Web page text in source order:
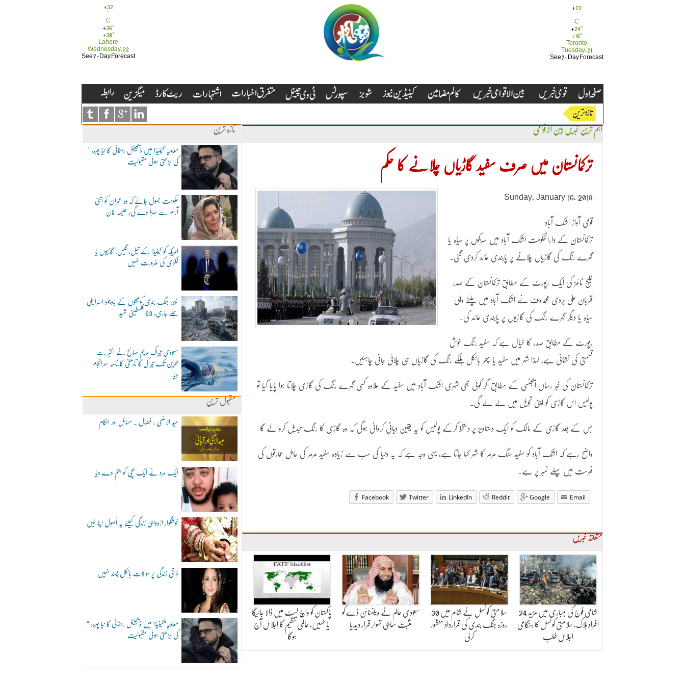
+22
°
C
+24°
+ 16°
Toronto
Tuesday, 21
See 7-Day Forecast
+32
°
C
+36°
+30°
Lahore
Wednesday, 22
See 7-Day Forecast
تازہ ترین
"معاویہ"کینیڈا میں ڈیجیٹل رہنمائی کا نیا چہرہ:
کی بڑھتی ہوئی مقبولیت
حکومت بھول جائے کہ وہ عمران کو اتنی
آرام سے سزا دے گی: علیمہ خان
امریکہ کو کینیڈا کے تیل، گیس، گاڑیوں یا
لکڑی کی ضرورت نہیں
غزہ: جنگ بندی کوششوں کے باوجود اسرائیلی
حملے جاری، 63 فلسطینی شہید
سعودی تیراک مریم صالح نے الخبر سے
بحرین تک تیراکی کا تاریخی کارنامہ سرانجام
دیا۔
مقبول ترین
عید الاضحی : فضال ۔ مسائل اور احکام
ایک مرد نے ایک بچی کو جنم دے دیا
خوشگوار ازدواجی زندگی کیلئے یہ اُصول اپنا لیں
ذاتی زندگی پر سوالات بالکل پسند نہیں
“معاویہ”کینیڈا میں ڈیجیٹل رہنمائی کا نیا چہرہ:
کی بڑھتی ہوئی مقبولیت
اہم ترین خبریں بین الاقوامی
ترکمانستان میں صرف سفید گاڑیاں چلانے کا حکم
Sunday, January 16, 2018
قومی آواز اشک آباد
ترکمانستان کے دارالحکومت اشک آباد میں سڑکوں پر سیاہ یا
گہرے رنگ کی گاڑیاں چلانے پر پابندی عائد کردی گئی۔
خلیج ٹائمز کی ایک رپورٹ کے مطابق ترکمانستان کے صدر
قربان علی بردی محمدوف نے اشک آباد میں چلنے والی
سیاہ یا دیگر گہرے رنگ کی گاڑیوں پر پابندی عائد کی۔
رپورٹ کے مطابق صدر کا خیال ہے کہ سفید رنگ خوش
قسمتی کی نشانی ہے، لہذا شہر میں سفید یا پھر بالکل ہلکے رنگ کی گاڑیاں ہی چلائی جانی چاہئیں۔
ترکمانستان کی خبر رساں ایجنسی کے مطابق اگر کوئی بھی شہری اشک آباد میں سفید کے علاوہ کسی گہرے رنگ کی گاڑی چلاتا ہوا پایا گیا تو
پولیس اس گاڑی کو اپنی تحویل میں لے لے گی۔
جس کے بعد گاڑی کے مالک کو ایک دستاویز پر دستخط کرکے پولیس کو یہ یقین دہانی کروانی ہوگی کہ وہ گاڑی کا رنگ تبدیل کروائے گا۔
واضح رہے کہ اشک آباد کو سفید سنگ مرمر کا شہر کہا جاتا ہے، یہی وجہ ہے کہ یہ دنیا کی سب سے زیادہ سفید مرمر کی حامل عمارتوں کی
فہرست میں پہلے نمبر پر ہے۔
Facebook Twitter LinkedIn Reddit Google Email
متعلقہ خبریں
شامی فوج کی بمباری میں مزید 24
افراد ہلاک، سلامتی کونسل کا ہنگامی
اجلاس طلب
سلامتی کونسل نے شام میں 30
روزہ جنگ بندی کی قرارداد منظور
کرلی
سعودی عالم نے ویلنٹائن ڈے کو
مثبت سماجی تہوار قرار دیدیا
پاکستان کو واچ لسٹ میں ڈالا جائیگا
یا نہیں، عالمی تنظیم کا اجلاس آج
ہوگا